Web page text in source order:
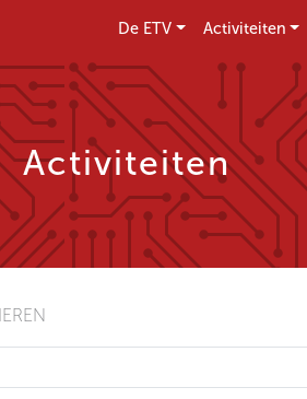
De ETV Activiteiten
Activiteiten